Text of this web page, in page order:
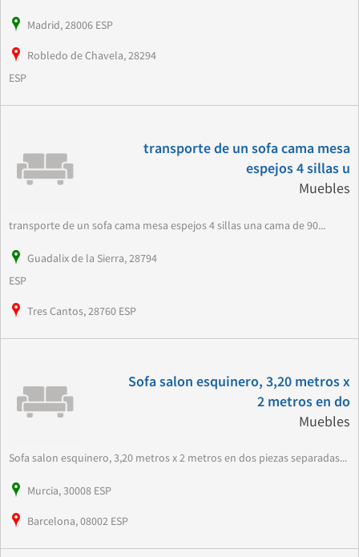
Madrid, 28006 ESP
Robledo de Chavela, 28294
ESP
transporte de un sofa cama mesa
espejos 4 sillas u
Muebles
transporte de un sofa cama mesa espejos 4 sillas una cama de 90...
Guadalix de la Sierra, 28794
ESP
Tres Cantos, 28760 ESP
Sofa salon esquinero, 3,20 metros x
2 metros en do
Muebles
Sofa salon esquinero, 3,20 metros x 2 metros en dos piezas separadas...
Murcia, 30008 ESP
Barcelona, 08002 ESP